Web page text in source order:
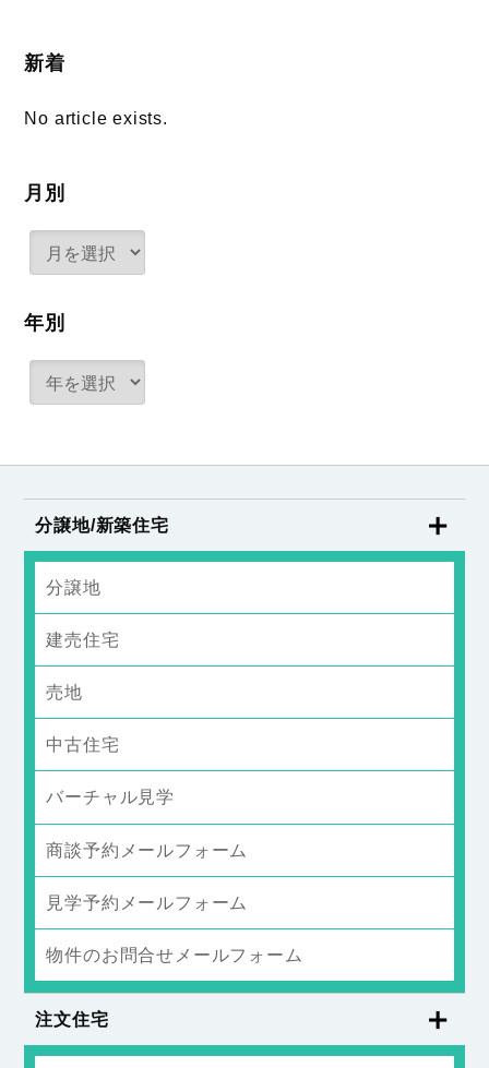
新着
No article exists.
月別
年別
分譲地/新築住宅
分譲地
建売住宅
売地
中古住宅
バーチャル見学
商談予約メールフォーム
見学予約メールフォーム
物件のお問合せメールフォーム
注文住宅